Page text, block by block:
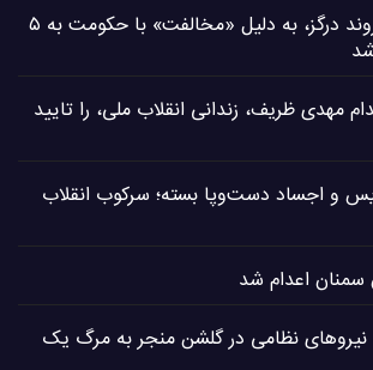
امید قوچانیان، شهروند درگز، به دلیل «مخالفت» با حکومت به ۵
مهدی ظریف، زندانی انقلاب ملی، را تایید
و اجساد دست‌وپا بسته؛ سرکوب انقلاب
سمنان اعدام شد
نیروهای نظامی در گلشن منجر به مرگ یک